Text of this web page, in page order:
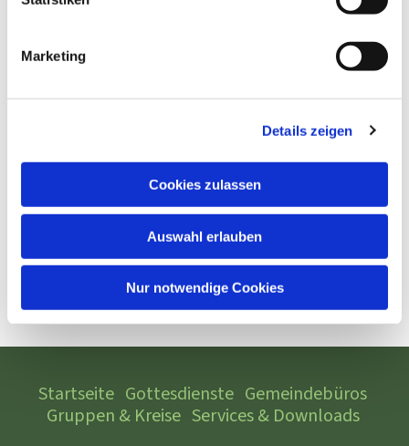
Marketing
Details zeigen
Cookies zulassen
Auswahl erlauben
Nur notwendige Cookies
Startseite Gottesdienste Gemeindebüros
Gruppen & Kreise Services & Downloads